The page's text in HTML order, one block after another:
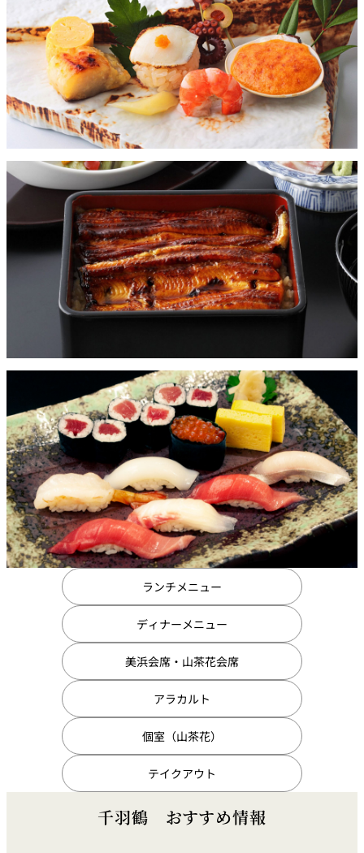
誕生日や記念
日のお祝いに
～アニバーサ
リー～
レストランご
法要プラン
チャペルでプ
ロポーズディ
ナープラン
よくあるご質
問
ランチメニュー
ディナーメニュー
美浜会席・山茶花会席
アラカルト
個室（山茶花）
テイクアウト
千羽鶴 おすすめ情報